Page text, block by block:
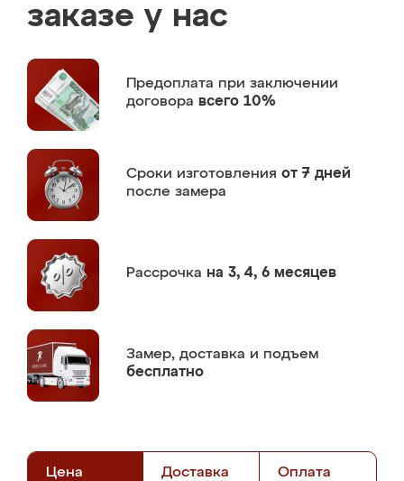
заказе у нас
Предоплата при заключении
договора всего 10%
Сроки изготовления от 7 дней
после замера
Рассрочка на 3, 4, 6 месяцев
Замер, доставка и подъем
бесплатно
Цена Доставка Оплата